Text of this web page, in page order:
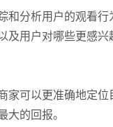
分析用户的观看
用户对哪些更感
可以更准确地定
的回报。